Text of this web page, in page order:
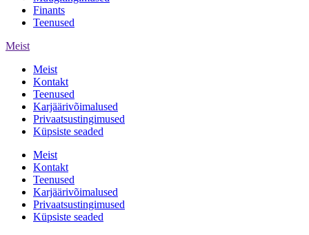
Finants
Teenused
Meist
Meist
Kontakt
Teenused
Karjäärivõimalused
Privaatsustingimused
Küpsiste seaded
Meist
Kontakt
Teenused
Karjäärivõimalused
Privaatsustingimused
Küpsiste seaded